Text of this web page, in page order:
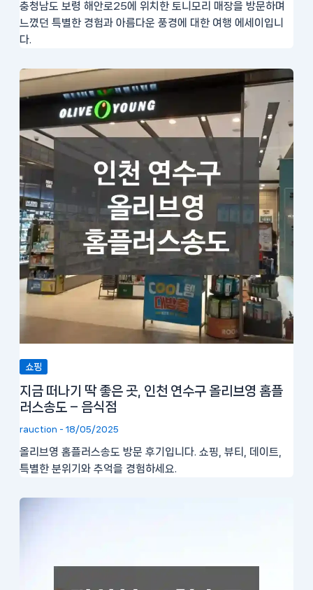
충청남도 보령 해안로25에 위치한 토니모리 매장을 방문하며
느꼈던 특별한 경험과 아름다운 풍경에 대한 여행 에세이입니
다.
쇼핑
지금 떠나기 딱 좋은 곳, 인천 연수구 올리브영 홈플
러스송도 – 음식점
rauction - 18/05/2025
올리브영 홈플러스송도 방문 후기입니다. 쇼핑, 뷰티, 데이트,
특별한 분위기와 추억을 경험하세요.